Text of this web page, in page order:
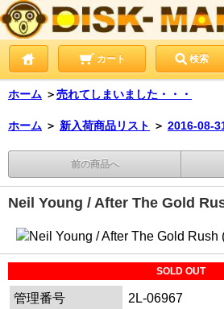
カート 検索
ホーム ＞売れてしまいました・・・
ホーム ＞ 新入荷商品リスト ＞ 2016-08-
前の商品へ
Neil Young / After The Gold
SOLD OUT
管理番号
2L-06967